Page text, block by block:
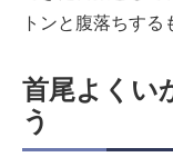
トンと腹落ちする
首尾よくい
う